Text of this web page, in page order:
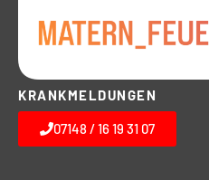
KRANKMELDUNGEN
07148 / 16 19 31 07